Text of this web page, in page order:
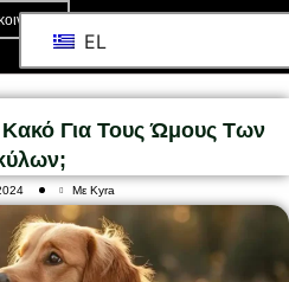
EL
Για Τους Ώμους Των
Με Kyra